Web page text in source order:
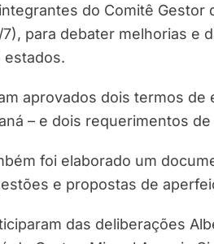
do Comitê
7), para debater melhorias e
estados.
aprovados dois termos de
– e dois requerimentos
foi elaborado um
e propostas de
das deliberações